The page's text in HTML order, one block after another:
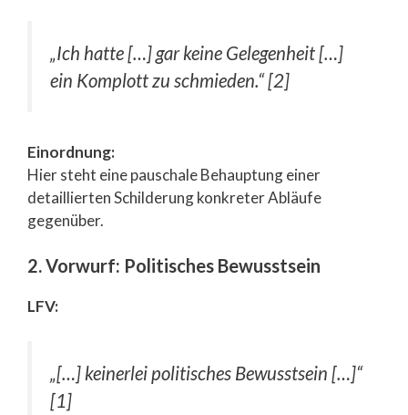
„Ich hatte […] gar keine Gelegenheit […]
ein Komplott zu schmieden.“ [2]
Einordnung:
Hier steht eine pauschale Behauptung einer
detaillierten Schilderung konkreter Abläufe
gegenüber.
2. Vorwurf: Politisches Bewusstsein
LFV:
„[…] keinerlei politisches Bewusstsein […]“
[1]